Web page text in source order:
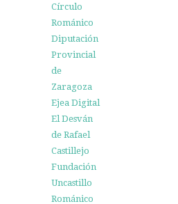
Círculo
Románico
Diputación
Provincial
de
Zaragoza
Ejea Digital
El Desván
de Rafael
Castillejo
Fundación
Uncastillo
Románico